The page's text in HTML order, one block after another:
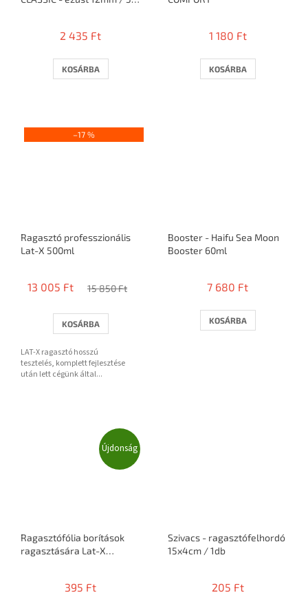
2 435 Ft
KOSÁRBA
1 180 Ft
KOSÁRBA
–17 %
Ragasztó professzionális
Lat-X 500ml
13 005 Ft 15 850 Ft
KOSÁRBA
LAT-X ragasztó hosszú
tesztelés, komplett fejlesztése
után lett cégünk által...
Booster - Haifu Sea Moon
Booster 60ml
7 680 Ft
KOSÁRBA
Újdonság
Ragasztófólia borítások
ragasztására Lat-X
395 Ft
Szivacs - ragasztófelhordó
15x4cm / 1db
205 Ft